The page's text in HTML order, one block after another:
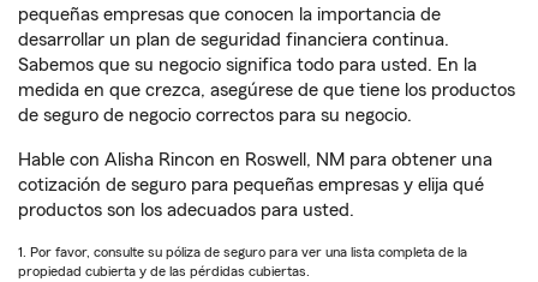
pequeñas empresas que conocen la importancia de
desarrollar un plan de seguridad financiera continua.
Sabemos que su negocio significa todo para usted. En la
medida en que crezca, asegúrese de que tiene los productos
de seguro de negocio correctos para su negocio.
Hable con Alisha Rincon en Roswell, NM para obtener una
cotización de seguro para pequeñas empresas y elija qué
productos son los adecuados para usted.
1. Por favor, consulte su póliza de seguro para ver una lista completa de la
propiedad cubierta y de las pérdidas cubiertas.